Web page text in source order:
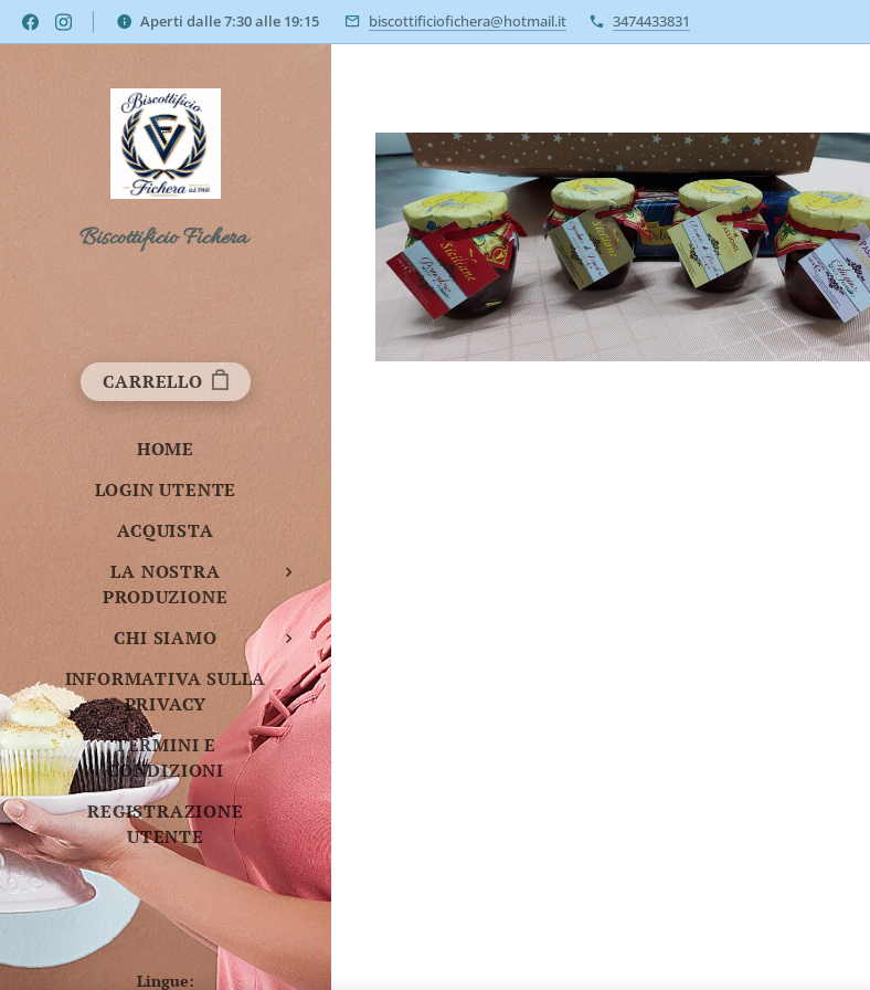
Aperti dalle 7:30 alle 19:15 biscottificiofichera@hotmail.it 3474433831
Biscottificio Fichera
CARRELLO
HOME
LOGIN UTENTE
ACQUISTA
LA NOSTRA
PRODUZIONE
CHI SIAMO
INFORMATIVA SULLA
PRIVACY
TERMINI E
CONDIZIONI
REGISTRAZIONE
UTENTE
Lingue